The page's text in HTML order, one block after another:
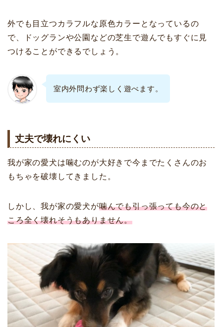
外でも目立つカラフルな原色カラーとなっているの
で、ドッグランや公園などの芝生で遊んでもすぐに見
つけることができるでしょう。
室内外問わず楽しく遊べます。
丈夫で壊れにくい
我が家の愛犬は噛むのが大好きで今までたくさんのお
もちゃを破壊してきました。
しかし、我が家の愛犬が噛んでも引っ張っても今のと
ころ全く壊れそうもありません。